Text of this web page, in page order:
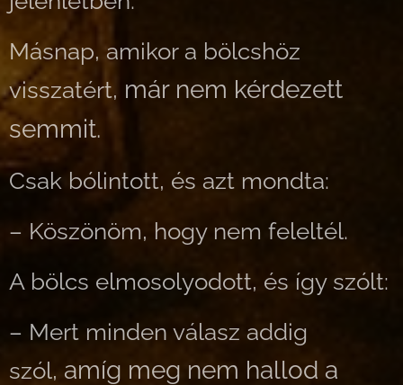
Másnap, amikor a bölcshöz
visszatért, már nem kérdezett
semmit.
Csak bólintott, és azt mondta:
– Köszönöm, hogy nem feleltél.
A bölcs elmosolyodott, és így szólt:
– Mert minden válasz addig
szól, amíg meg nem hallod a